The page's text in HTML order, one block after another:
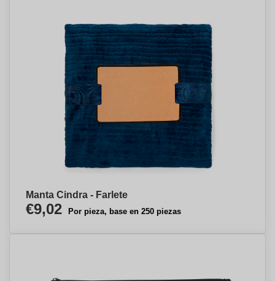
Manta Cindra - Farlete
€9,02 Por pieza, base en 250 piezas